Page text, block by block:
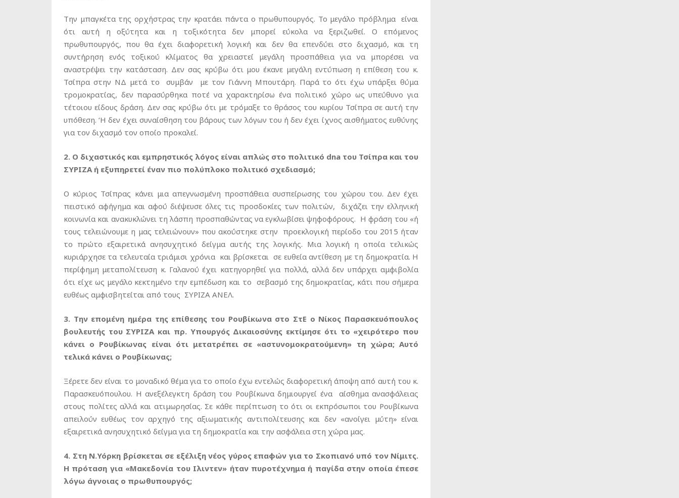
Την μπαγκέτα της ορχήστρας την κρατάει πάντα ο πρωθυπουργός. Το μεγάλο πρόβλημα είναι
ότι αυτή η οξύτητα και η τοξικότητα δεν μπορεί εύκολα να ξεριζωθεί. Ο επόμενος
πρωθυπουργός, που θα έχει διαφορετική λογική και δεν θα επενδύει στο διχασμό, και τη
συντήρηση ενός τοξικού κλίματος θα χρειαστεί μεγάλη προσπάθεια για να μπορέσει να
αναστρέψει την κατάσταση. Δεν σας κρύβω ότι μου έκανε μεγάλη εντύπωση η επίθεση του κ.
Τσίπρα στην ΝΔ μετά το συμβάν με τον Γιάννη Μπουτάρη. Παρά το ότι έχω υπάρξει θύμα
τρομοκρατίας, δεν παρασύρθηκα ποτέ να χαρακτηρίσω ένα πολιτικό χώρο ως υπεύθυνο για
τέτοιου είδους δράση. Δεν σας κρύβω ότι με τρόμαξε το θράσος του κυρίου Τσίπρα σε αυτή την
υπόθεση. ‘Η δεν έχει συναίσθηση του βάρους των λόγων του ή δεν έχει ίχνος αισθήματος ευθύνης
για τον διχασμό τον οποίο προκαλεί.
2. Ο διχαστικός και εμπρηστικός λόγος είναι απλώς στο πολιτικό dna του Τσίπρα και του
ΣΥΡΙΖΑ ή εξυπηρετεί έναν πιο πολύπλοκο πολιτικό σχεδιασμό;
Ο κύριος Τσίπρας κάνει μια απεγνωσμένη προσπάθεια συσπείρωσης του χώρου του. Δεν έχει
πειστικό αφήγημα και αφού διέψευσε όλες τις προσδοκίες των πολιτών, διχάζει την ελληνική
κοινωνία και ανακυκλώνει τη λάσπη προσπαθώντας να εγκλωβίσει ψηφοφόρους. Η φράση του «ή
τους τελειώνουμε η μας τελειώνουν» που ακούστηκε στην προεκλογική περίοδο του 2015 ήταν
το πρώτο εξαιρετικά ανησυχητικό δείγμα αυτής της λογικής. Μια λογική η οποία τελικώς
κυριάρχησε τα τελευταία τριάμισι χρόνια και βρίσκεται σε ευθεία αντίθεση με τη δημοκρατία. Η
περίφημη μεταπολίτευση κ. Γαλανού έχει κατηγορηθεί για πολλά, αλλά δεν υπάρχει αμφιβολία
ότι είχε ως μεγάλο κεκτημένο την εμπέδωση και το σεβασμό της δημοκρατίας, κάτι που σήμερα
ευθέως αμφισβητείται από τους ΣΥΡΙΖΑ ΑΝΕΛ.
3. Την επομένη ημέρα της επίθεσης του Ρουβίκωνα στο ΣτΕ ο Νίκος Παρασκευόπουλος
βουλευτής του ΣΥΡΙΖΑ και πρ. Υπουργός Δικαιοσύνης εκτίμησε ότι το «χειρότερο που
κάνει ο Ρουβίκωνας είναι ότι μετατρέπει σε «αστυνομοκρατούμενη» τη χώρα; Αυτό
τελικά κάνει ο Ρουβίκωνας;
Ξέρετε δεν είναι το μοναδικό θέμα για το οποίο έχω εντελώς διαφορετική άποψη από αυτή του κ.
Παρασκευόπουλου. Η ανεξέλεγκτη δράση του Ρουβίκωνα δημιουργεί ένα αίσθημα ανασφάλειας
στους πολίτες αλλά και ατιμωρησίας. Σε κάθε περίπτωση το ότι οι εκπρόσωποι του Ρουβίκωνα
απειλούν ευθέως τον αρχηγό της αξιωματικής αντιπολίτευσης και δεν «ανοίγει μύτη» είναι
εξαιρετικά ανησυχητικό δείγμα για τη δημοκρατία και την ασφάλεια στη χώρα μας.
4. Στη Ν.Υόρκη βρίσκεται σε εξέλιξη νέος γύρος επαφών για το Σκοπιανό υπό τον Νίμιτς.
Η πρόταση για «Μακεδονία του Ιλιντεν» ήταν πυροτέχνημα ή παγίδα στην οποία έπεσε
λόγω άγνοιας ο πρωθυπουργός;